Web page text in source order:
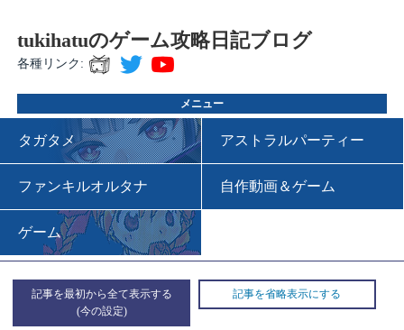
tukihatuのゲーム攻略日記ブログ
各種リンク:
メニュー
タガタメ アストラルパーティー
ファンキルオルタナ 自作動画＆ゲーム
ゲーム
記事を最初から全て表示する 記事を省略表示にする